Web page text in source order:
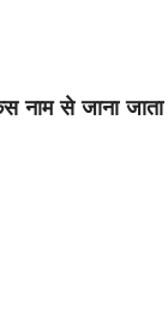
से जाना जाता